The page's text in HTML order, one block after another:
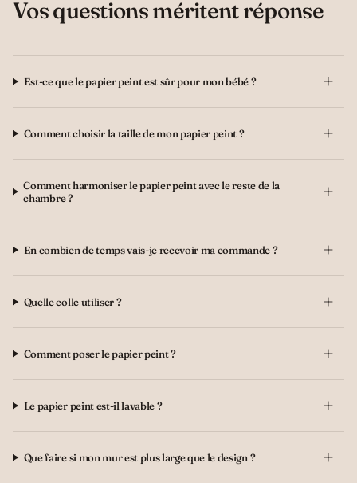
Vos questions méritent réponse
Est-ce que le papier peint est sûr pour mon bébé ?
Comment choisir la taille de mon papier peint ?
Comment harmoniser le papier peint avec le reste de la
chambre ?
En combien de temps vais-je recevoir ma commande ?
Quelle colle utiliser ?
Comment poser le papier peint ?
Le papier peint est-il lavable ?
Que faire si mon mur est plus large que le design ?